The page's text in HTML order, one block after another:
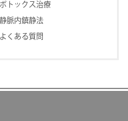
ボトックス治療
静脈内鎮静法
よくある質問